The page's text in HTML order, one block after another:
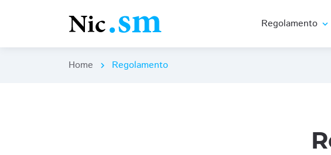
Regolamento expand_more
Home chevron_right Regolamento